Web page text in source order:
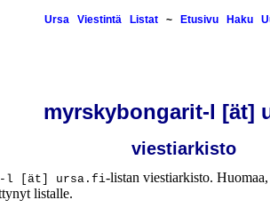
Ursa Viestintä Listat~ Etusivu Haku
myrskybongarit-l [ät]
viestiarkisto
l [ät] ursa.fi-listan viestiarkisto.
listalle.